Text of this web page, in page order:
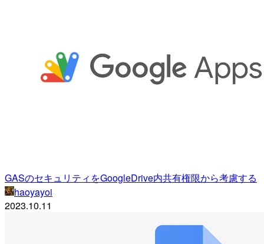
GASのセキュリティをGoogleDrive内共有権限から考慮する
haoyayoi
2023.10.11